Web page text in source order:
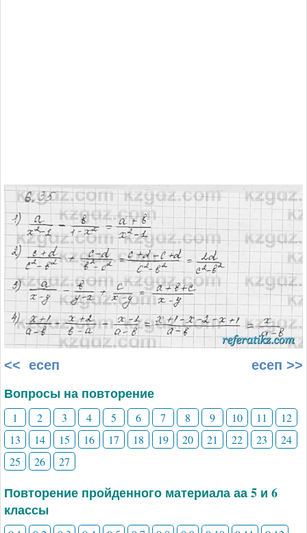
<< есеп есеп >>
Вопросы на повторение
1 2 3 4 5 6 7 8 9 10 11
12
13
14 15 16 17 18 19 20 21 22 23
24
25
26 27
Повторение пройденного материала аа 5 и 6
классы